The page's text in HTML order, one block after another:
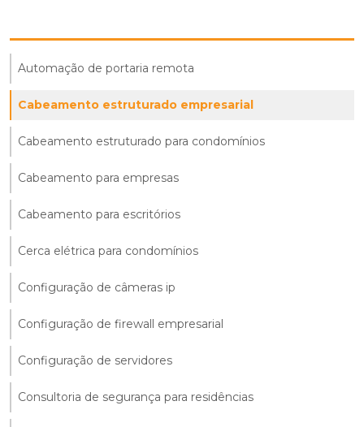
Automação de portaria remota
Cabeamento estruturado empresarial
Cabeamento estruturado para condomínios
Cabeamento para empresas
Cabeamento para escritórios
Cerca elétrica para condomínios
Configuração de câmeras ip
Configuração de firewall empresarial
Configuração de servidores
Consultoria de segurança para residências